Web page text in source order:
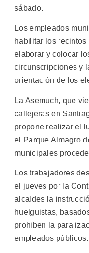
sábado.
Los empleados
habilitar los
elaborar y colocar
circunscripciones y
orientación de los
La Asemuch, que
callejeras en
propone realizar el
el Parque Almagro
municipales
Los trabajadores
el jueves por la
alcaldes la
huelguistas,
prohiben la
empleados públicos.